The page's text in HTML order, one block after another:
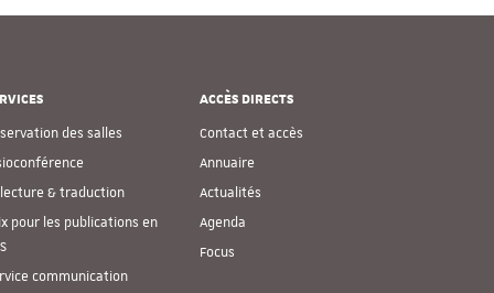
des salles
& traduction
pour les publications en
communication
ACCÈS DIRECTS
Contact et accès
Annuaire
Actualités
Agenda
Focus